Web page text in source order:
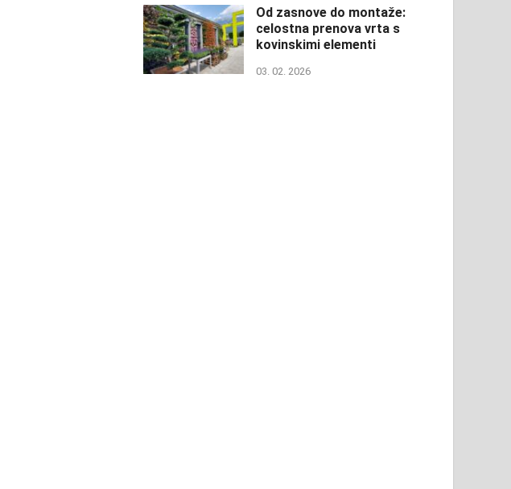
Od zasnove do montaže:
celostna prenova vrta s
kovinskimi elementi
03. 02. 2026